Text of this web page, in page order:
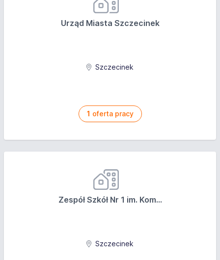
Urząd Miasta Szczecinek
Szczecinek
1 oferta pracy
Zespół Szkół Nr 1 im. Kom...
Szczecinek